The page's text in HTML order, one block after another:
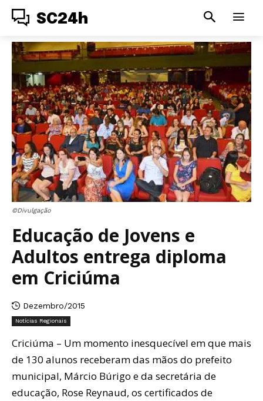
SC24h
©Divulgação
Educação de Jovens e
Adultos entrega diploma
em Criciúma
Dezembro/2015
Notícias Regionais
Criciúma – Um momento inesquecível em que mais
de 130 alunos receberam das mãos do prefeito
municipal, Márcio Búrigo e da secretária de
educação, Rose Reynaud, os certificados de